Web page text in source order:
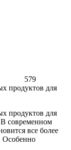
579
продуктов для
продуктов для
современном
все более
Особенно